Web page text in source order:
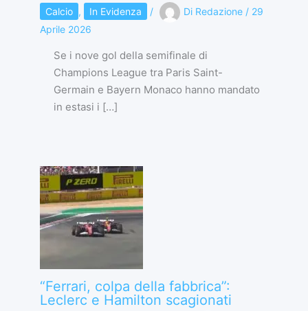
Calcio , In Evidenza / Di Redazione / 29
Aprile 2026
Se i nove gol della semifinale di
Champions League tra Paris Saint-
Germain e Bayern Monaco hanno mandato
in estasi i […]
“Ferrari, colpa della fabbrica”:
Leclerc e Hamilton scagionati